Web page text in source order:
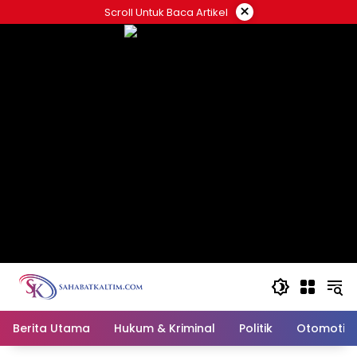
to
Scroll Untuk Baca Artikel ×
Berita Utama Hukum & Kriminal Politik Otomotif